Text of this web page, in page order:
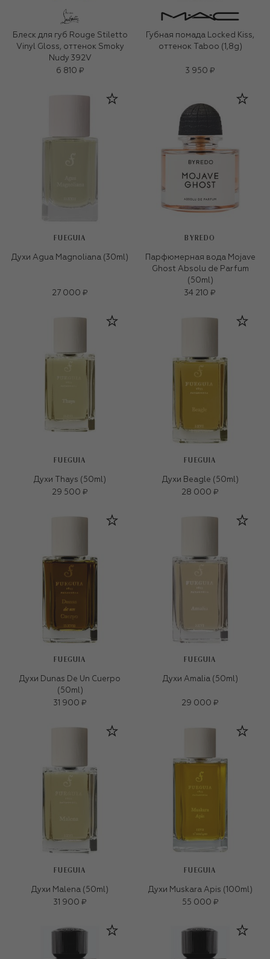
Блеск для губ Rouge Stiletto
Vinyl Gloss, оттенок Smoky
Nudy 392V
6 810 ₽
Губная помада Locked Kiss,
оттенок Taboo (1,8g)
3 950 ₽
FUEGUIA
Духи Agua Magnoliana (30ml)
27 000 ₽
BYREDO
Парфюмерная вода Mojave
Ghost Absolu de Parfum
(50ml)
34 210 ₽
FUEGUIA
Духи Thays (50ml)
29 500 ₽
FUEGUIA
Духи Beagle (50ml)
28 000 ₽
FUEGUIA
Духи Dunas De Un Cuerpo
(50ml)
31 900 ₽
FUEGUIA
Духи Amalia (50ml)
29 000 ₽
FUEGUIA
Духи Malena (50ml)
31 900 ₽
FUEGUIA
Духи Muskara Apis (100ml)
55 000 ₽